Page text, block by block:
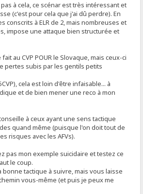
à cela, ce scénar est très intéressant et
(c'est pour cela que j'ai dû perdre). En
conscrits à ELR de 2, mais nombreuses et
impose une attaque bien structurée et
au CVP POUR le Slovaque, mais ceux-ci
pertes subis par les gentils petits
cela est loin d'être infaisable... à
et de bien mener une reco à mon
à ceux ayant une sens tactique
quand même (puisque l'on doit tout de
risques avec les AFVs).
pas mon exemple suicidaire et testez ce
le coup.
bonne tactique à suivre, mais vous laisse
vous-même (et puis je peux me